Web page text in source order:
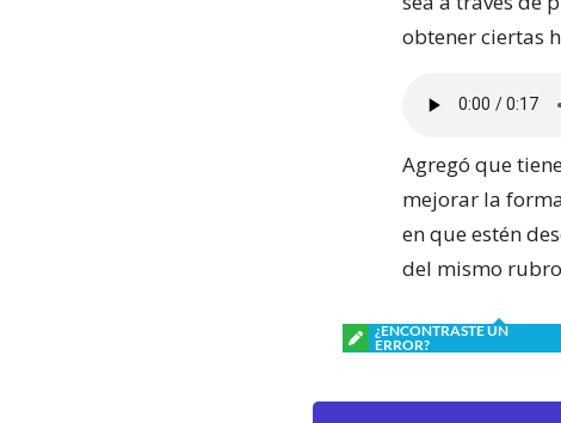
obtener ciertas
Agregó que
mejorar la
en que estén
del mismo
¿ENCONTRASTE UN
ERROR?